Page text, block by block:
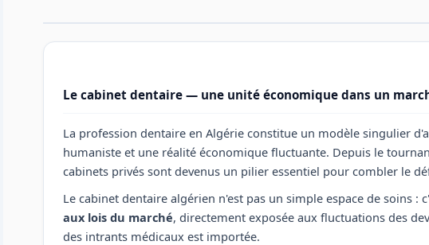
Le cabinet dentaire — une unité économique dans un
La profession dentaire en Algérie constitue un modèle singulier
humaniste et une réalité économique fluctuante. Depuis le
cabinets privés sont devenus un pilier essentiel pour combler le
Le cabinet dentaire algérien n'est pas un simple espace de soins :
aux lois du marché, directement exposée aux fluctuations des
des intrants médicaux est importée.